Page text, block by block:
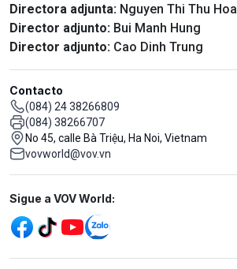
Directora adjunta: Nguyen Thi Thu Hoa
Director adjunto: Bui Manh Hung
Director adjunto: Cao Dinh Trung
Contacto
(084) 24 38266809
(084) 38266707
No 45, calle Bà Triệu, Ha Noi, Vietnam
vovworld@vov.vn
Mạng xã hội
Sigue a VOV World: